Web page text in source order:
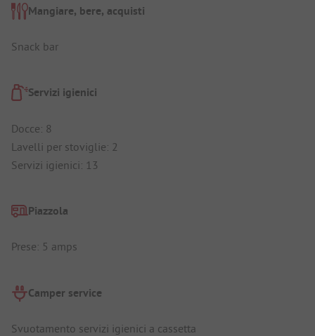
Mangiare, bere, acquisti
Snack bar
Servizi igienici
Docce: 8
Lavelli per stoviglie: 2
Servizi igienici: 13
Piazzola
Prese: 5 amps
Camper service
Svuotamento servizi igienici a cassetta